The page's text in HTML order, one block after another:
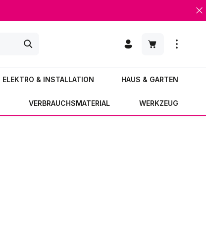
Warenkorb
ELEKTRO & INSTALLATION HAUS & GARTEN
VERBRAUCHSMATERIAL WERKZEUG